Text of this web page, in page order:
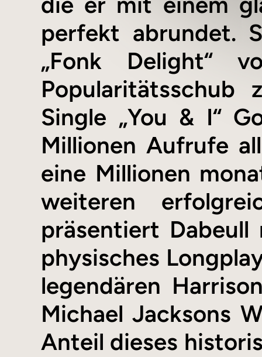
perfekt abrundet.
„Fonk Delight“
Single „You & I“
Millionen Aufrufe
eine Millionen
weiteren
präsentiert
physisches
legendären
Michael Jacksons
Anteil dieses